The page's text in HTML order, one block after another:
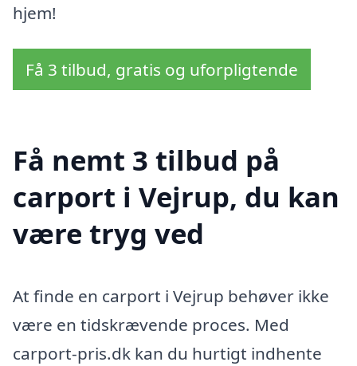
hjem!
Få 3 tilbud, gratis og uforpligtende
Få nemt 3 tilbud på
carport i Vejrup, du kan
være tryg ved
At finde en carport i Vejrup behøver ikke
være en tidskrævende proces. Med
carport-pris.dk kan du hurtigt indhente